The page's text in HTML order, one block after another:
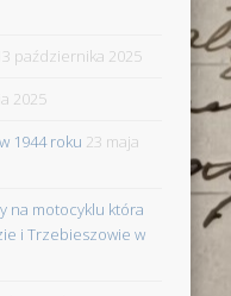
października 2025
2025
1944 roku 23 maja
na motocyklu która
i Trzebieszowie w